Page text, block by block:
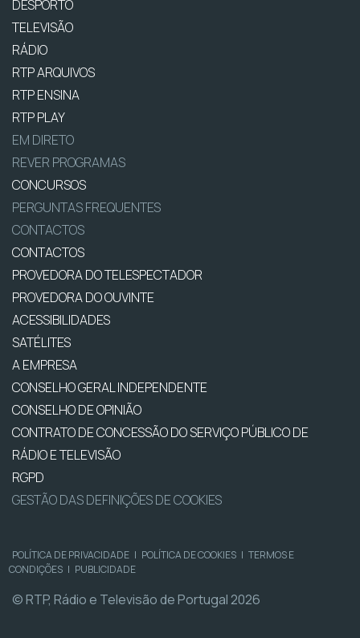
DESPORTO
TELEVISÃO
RÁDIO
RTP ARQUIVOS
RTP ENSINA
RTP PLAY
EM DIRETO
REVER PROGRAMAS
CONCURSOS
PERGUNTAS FREQUENTES
CONTACTOS
CONTACTOS
PROVEDORA DO TELESPECTADOR
PROVEDORA DO OUVINTE
ACESSIBILIDADES
SATÉLITES
A EMPRESA
CONSELHO GERAL INDEPENDENTE
CONSELHO DE OPINIÃO
CONTRATO DE CONCESSÃO DO SERVIÇO PÚBLICO DE
RÁDIO E TELEVISÃO
RGPD
GESTÃO DAS DEFINIÇÕES DE COOKIES
POLÍTICA DE PRIVACIDADE | POLÍTICA DE COOKIES | TERMOS E
CONDIÇÕES | PUBLICIDADE
© RTP, Rádio e Televisão de Portugal 2026